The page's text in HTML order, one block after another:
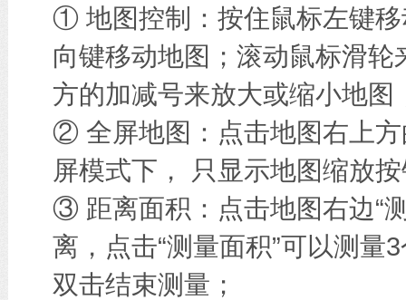
① 地图控制：按住鼠标左键
向键移动地图；滚动鼠标滑
方的加减号来放大或缩小地图
② 全屏地图：点击地图右上方
屏模式下， 只显示地图缩放
③ 距离面积：点击地图右边“
离，点击“测量面积”可以测量
双击结束测量；